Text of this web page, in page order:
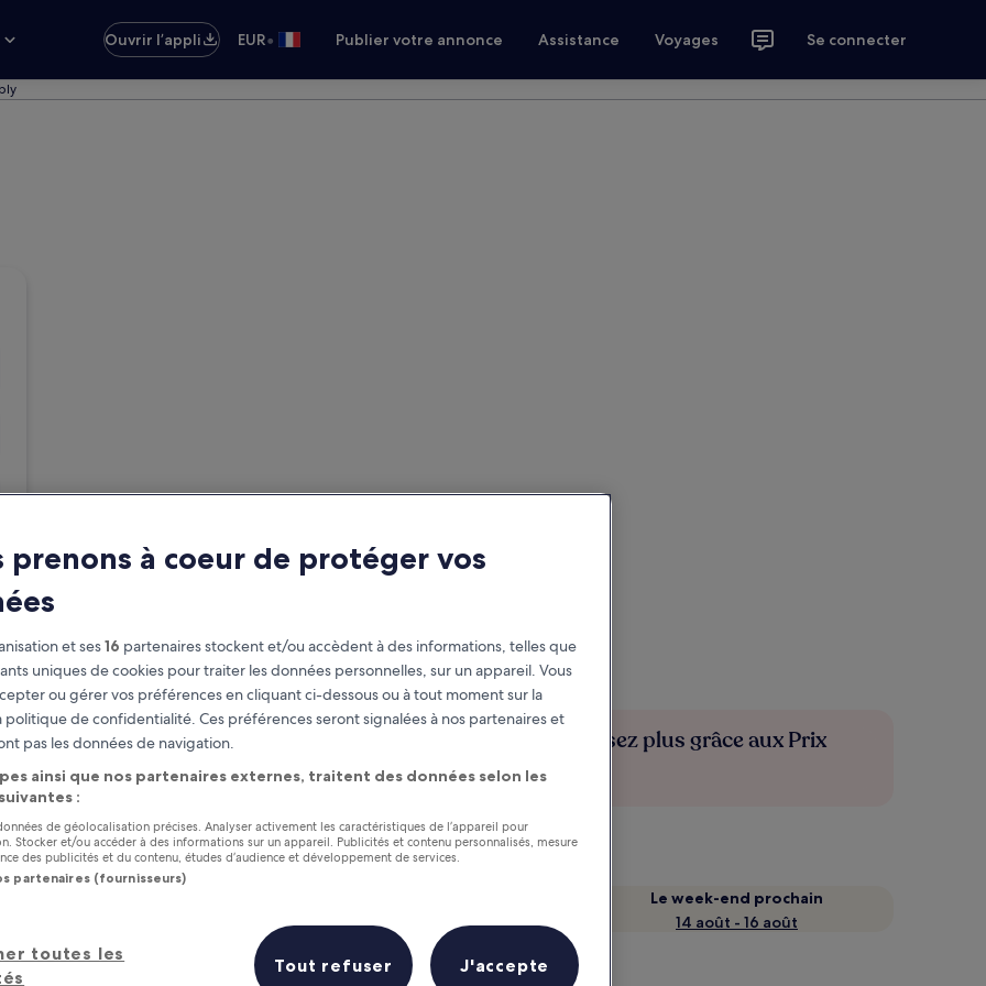
Ouvrir l’appli EUR• Publier votre annonce Assistance Voyages Se connecter
Gagnez des récompenses pour
chaque nuit séjournée
Économisez plus grâce aux Prix
membres
7 août - 9 août
Le week-end prochain
14 août - 16 août
en un coup d’œil
prenons à coeur de protéger vos
et ses16 partenaires stockent et/ou accèdent à des informations, telles que
uniques de cookies pour traiter les données personnelles, sur un appareil. Vous
ou gérer vos préférences en cliquant ci-dessous ou à tout moment sur la
politique de confidentialité. Ces préférences seront signalées à nos partenaires et
pas les données de navigation.
ainsi que nos partenaires externes, traitent des données selon les
:
de géolocalisation précises. Analyser activement les caractéristiques de l’appareil pour
Stocker et/ou accéder à des informations sur un appareil. Publicités et contenu personnalisés, mesure
des publicités et du contenu, études d’audience et développement de services.
partenaires (fournisseurs)
toutes les
Tout refuser J'accepte